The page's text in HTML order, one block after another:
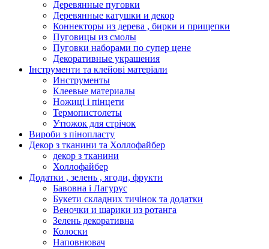
Деревянные пуговки
Деревянные катушки и декор
Коннекторы из дерева , бирки и прищепки
Пуговицы из смолы
Пуговки наборами по супер цене
Декоративные украшения
Інструменти та клейові матеріали
Инструменты
Клеевые материалы
Ножиці і пінцети
Термопистолеты
Утюжок для стрічок
Вироби з пінопласту
Декор з тканини та Холлофайбер
декор з тканини
Холлофайбер
Додатки , зелень , ягоди, фрукти
Бавовна і Лагурус
Букети складних тичінок та додатки
Веночки и шарики из ротанга
Зелень декоративна
Колоски
Наповнювач